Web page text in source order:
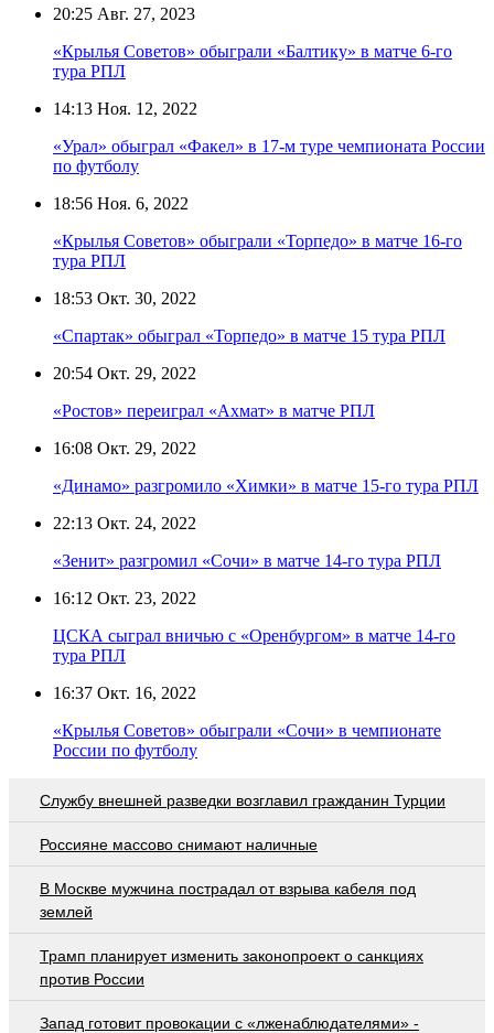
20:25 Авг. 27, 2023
«Крылья Советов» обыграли «Балтику» в матче 6-го
тура РПЛ
14:13 Ноя. 12, 2022
«Урал» обыграл «Факел» в 17-м туре чемпионата России
по футболу
18:56 Ноя. 6, 2022
«Крылья Советов» обыграли «Торпедо» в матче 16-го
тура РПЛ
18:53 Окт. 30, 2022
«Спартак» обыграл «Торпедо» в матче 15 тура РПЛ
20:54 Окт. 29, 2022
«Ростов» переиграл «Ахмат» в матче РПЛ
16:08 Окт. 29, 2022
«Динамо» разгромило «Химки» в матче 15-го тура РПЛ
22:13 Окт. 24, 2022
«Зенит» разгромил «Сочи» в матче 14-го тура РПЛ
16:12 Окт. 23, 2022
ЦСКА сыграл вничью с «Оренбургом» в матче 14-го
тура РПЛ
16:37 Окт. 16, 2022
«Крылья Советов» обыграли «Сочи» в чемпионате
России по футболу
Службу внешней разведки возглавил гражданин Турции
Россияне массово снимают наличные
В Москве мужчина пострадал от взрыва кабеля под
землей
Трамп планирует изменить законопроект о санкциях
против России
Запад готовит провокации с «лженаблюдателями» -